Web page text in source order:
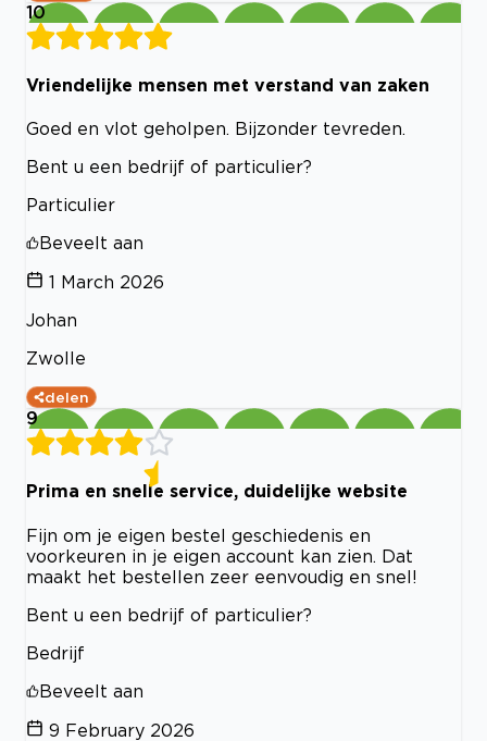
10
Vriendelijke mensen met verstand van zaken
Goed en vlot geholpen. Bijzonder tevreden.
Bent u een bedrijf of particulier?
Particulier
Beveelt aan
1 March 2026
Johan
Zwolle
delen
9
Prima en snelle service, duidelijke website
Fijn om je eigen bestel geschiedenis en
voorkeuren in je eigen account kan zien. Dat
maakt het bestellen zeer eenvoudig en snel!
Bent u een bedrijf of particulier?
Bedrijf
Beveelt aan
9 February 2026